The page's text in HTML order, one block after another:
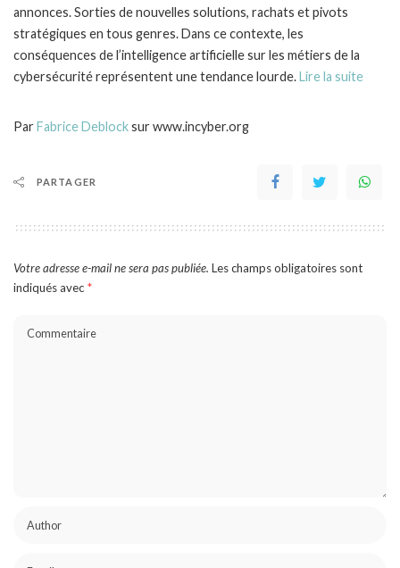
annonces. Sorties de nouvelles solutions, rachats et pivots
stratégiques en tous genres. Dans ce contexte, les
conséquences de l’intelligence artificielle sur les métiers de la
cybersécurité représentent une tendance lourde.Lire la suite
ParFabrice Deblocksur www.incyber.org
PARTAGER
Votre adresse e-mail ne sera pas publiée. Les champs obligatoires sont
indiqués avec *